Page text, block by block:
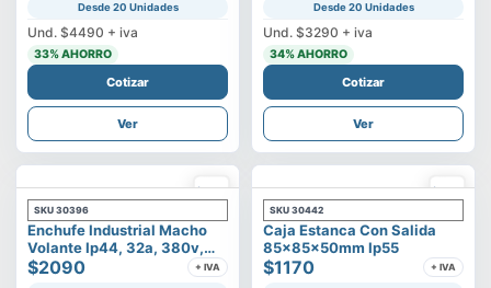
Desde 20 Unidades
Und. $4490 + iva
33% AHORRO
Cotizar
Ver
Desde 20 Unidades
Und. $3290 + iva
34% AHORRO
Cotizar
Ver
SKU 30396
Enchufe Industrial Macho
Volante Ip44, 32a, 380v,
3p+t
$2090 + IVA
SKU 30442
Caja Estanca Con Salida
85x85x50mm Ip55
$1170 + IVA